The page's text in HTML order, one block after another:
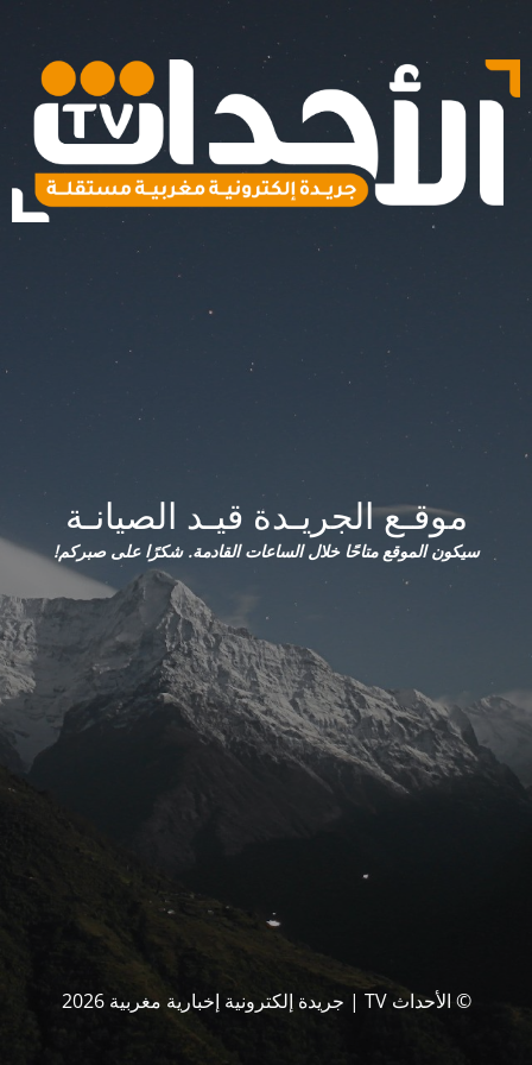
موقـع الجريـدة قيـد الصيانـة
سيكون الموقع متاحًا خلال الساعات القادمة. شكرًا على صبركم!
© الأحداث TV | جريدة إلكترونية إخبارية مغربية 2026